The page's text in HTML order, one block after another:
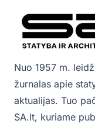
Nuo 1957 m.
žurnalas apie
aktualijas. Tuo
SA.lt, kuriame